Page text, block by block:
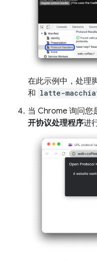
在此示例中，处理
和 latte-
当 Chrome 询问您
开协议处理程序进